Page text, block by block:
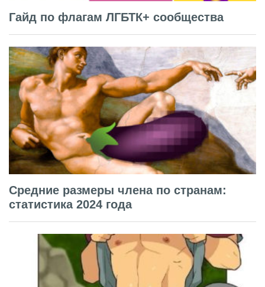
Гайд по флагам ЛГБТК+ сообщества
Средние размеры члена по странам:
статистика 2024 года